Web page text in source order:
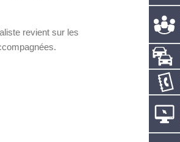
revient sur les